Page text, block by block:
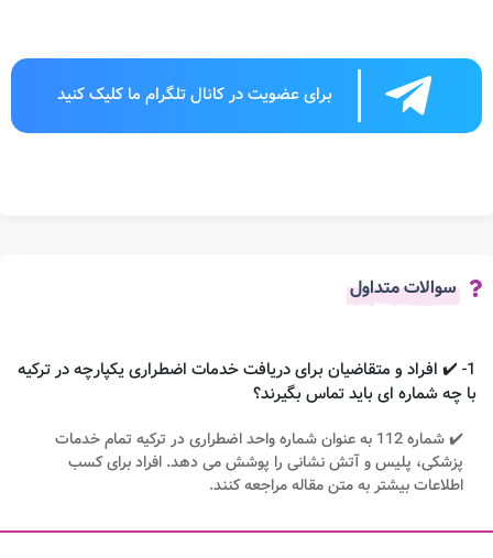
برای عضویت در کانال تلگرام ما کلیک کنید
سوالات متداول
1- ✔️ افراد و متقاضیان برای دریافت خدمات اضطراری یکپارچه در ترکیه
با چه شماره ای باید تماس بگیرند؟
✔️ شماره 112 به عنوان شماره واحد اضطراری در ترکیه تمام خدمات
پزشکی، پلیس و آتش نشانی را پوشش می دهد. افراد برای کسب
اطلاعات بیشتر به متن مقاله مراجعه کنند.